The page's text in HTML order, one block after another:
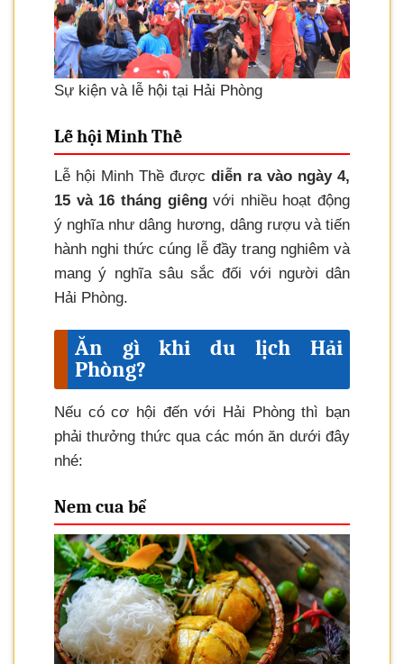
Sự kiện và lễ hội tại Hải Phòng
Lễ hội Minh Thề
Lễ hội Minh Thề được diễn ra vào ngày 4,
15 và 16 tháng giêngvới nhiều hoạt động
ý nghĩa như dâng hương, dâng rượu và tiến
hành nghi thức cúng lễ đầy trang nghiêm và
mang ý nghĩa sâu sắc đối với người dân
Hải Phòng.
Ăn gì khi du lịch Hải
Phòng?
Nếu có cơ hội đến với Hải Phòng thì bạn
phải thưởng thức qua các món ăn dưới đây
nhé:
Nem cua bể